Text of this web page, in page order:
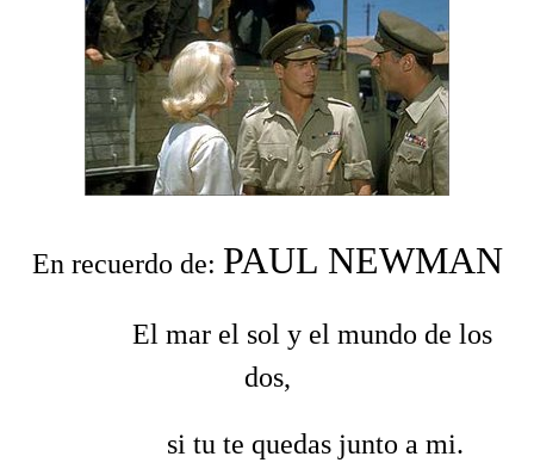
En recuerdo de: PAUL NEWMAN
El mar el sol y el mundo de los
dos,
si tu te quedas junto a mi.